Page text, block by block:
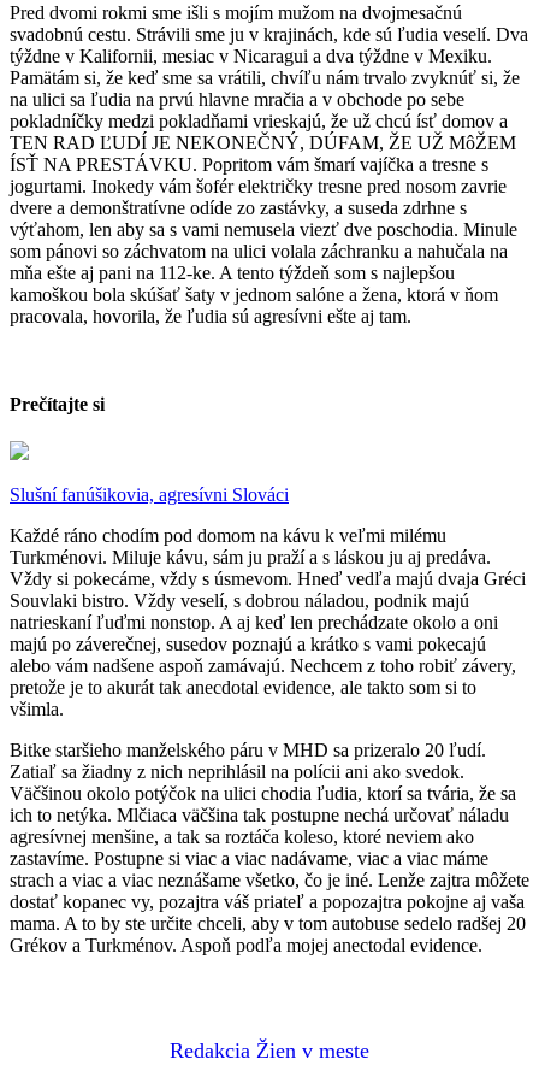
Pred dvomi rokmi sme išli s mojím mužom na dvojmesačnú
svadobnú cestu. Strávili sme ju v krajinách, kde sú ľudia veselí. Dva
týždne v Kalifornii, mesiac v Nicaragui a dva týždne v Mexiku.
Pamätám si, že keď sme sa vrátili, chvíľu nám trvalo zvyknúť si, že
na ulici sa ľudia na prvú hlavne mračia a v obchode po sebe
pokladníčky medzi pokladňami vrieskajú, že už chcú ísť domov a
TEN RAD ĽUDÍ JE NEKONEČNÝ, DÚFAM, ŽE UŽ MôŽEM
ÍSŤ NA PRESTÁVKU. Popritom vám šmarí vajíčka a tresne s
jogurtami. Inokedy vám šofér električky tresne pred nosom zavrie
dvere a demonštratívne odíde zo zastávky, a suseda zdrhne s
výťahom, len aby sa s vami nemusela viezť dve poschodia. Minule
som pánovi so záchvatom na ulici volala záchranku a nahučala na
mňa ešte aj pani na 112-ke. A tento týždeň som s najlepšou
kamoškou bola skúšať šaty v jednom salóne a žena, ktorá v ňom
pracovala, hovorila, že ľudia sú agresívni ešte aj tam.
Prečítajte si
Slušní fanúšikovia, agresívni Slováci​​​​​​​
Každé ráno chodím pod domom na kávu k veľmi milému
Turkménovi. Miluje kávu, sám ju praží a s láskou ju aj predáva.
Vždy si pokecáme, vždy s úsmevom. Hneď vedľa majú dvaja Gréci
Souvlaki bistro. Vždy veselí, s dobrou náladou, podnik majú
natrieskaní ľuďmi nonstop. A aj keď len prechádzate okolo a oni
majú po záverečnej, susedov poznajú a krátko s vami pokecajú
alebo vám nadšene aspoň zamávajú. Nechcem z toho robiť závery,
pretože je to akurát tak anecdotal evidence, ale takto som si to
všimla.
Bitke staršieho manželského páru v MHD sa prizeralo 20 ľudí.
Zatiaľ sa žiadny z nich neprihlásil na polícii ani ako svedok.
Väčšinou okolo potýčok na ulici chodia ľudia, ktorí sa tvária, že sa
ich to netýka. Mlčiaca väčšina tak postupne nechá určovať náladu
agresívnej menšine, a tak sa roztáča koleso, ktoré neviem ako
zastavíme. Postupne si viac a viac nadávame, viac a viac máme
strach a viac a viac neznášame všetko, čo je iné. Lenže zajtra môžete
dostať kopanec vy, pozajtra váš priateľ a popozajtra pokojne aj vaša
mama. A to by ste určite chceli, aby v tom autobuse sedelo radšej 20
Grékov a Turkménov. Aspoň podľa mojej anectodal evidence.
Redakcia Žien v meste